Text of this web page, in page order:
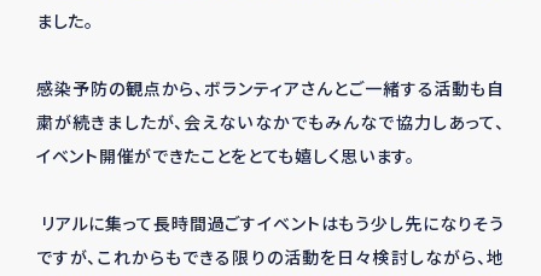
ました。
感染予防の観点から、ボランティアさんとご一緒する活動も自
粛が続きましたが、会えないなかでもみんなで協力しあって、
イベント開催ができたことをとても嬉しく思います。
リアルに集って長時間過ごすイベントはもう少し先になりそう
ですが、これからもできる限りの活動を日々検討しながら、地